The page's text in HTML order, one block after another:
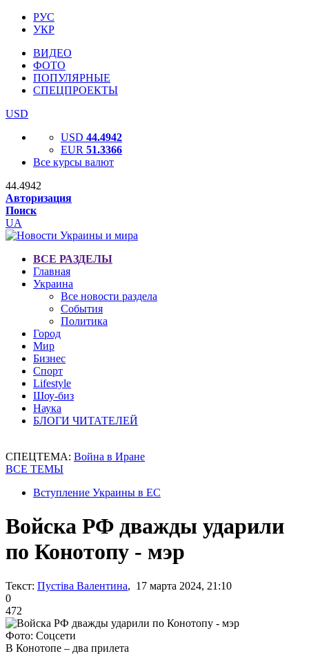
РУС
УКР
ВИДЕО
ФОТО
ПОПУЛЯРНЫЕ
СПЕЦПРОЕКТЫ
USD
USD 44.4942
EUR 51.3366
Все курсы валют
44.4942
Авторизация
Поиск
UA
ВСЕ РАЗДЕЛЫ
Главная
Украина
Все новости раздела
События
Политика
Город
Мир
Бизнес
Спорт
Lifestyle
Шоу-биз
Наука
БЛОГИ ЧИТАТЕЛЕЙ
СПЕЦТЕМА: Война в Иране
ВСЕ ТЕМЫ
Вступление Украины в ЕС
Войска РФ дважды ударили
по Конотопу - мэр
Текст: Пустіва Валентина, 17 марта 2024, 21:10
0
472
Фото: Соцсети
В Конотопе – два прилета